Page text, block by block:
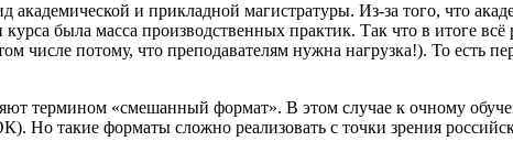
и прикладной магистратуры. Из-за того, что
была масса производственных практик. Так что в итоге
числе потому, что преподавателям нужна нагрузка!). То
термином «смешанный формат». В этом случае к очному
такие форматы сложно реализовать с точки зрения